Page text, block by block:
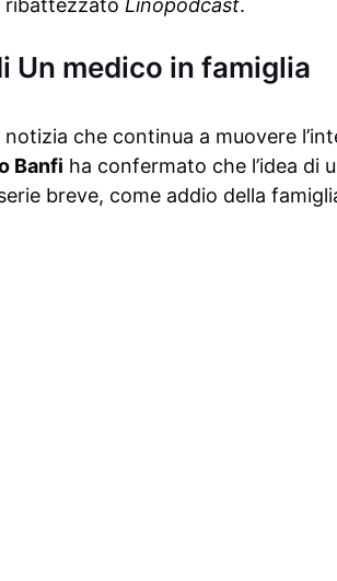
ribattezzato Linopodcast.
Un medico in famiglia
che continua a muovere
Banfi ha confermato che l’idea di
breve, come addio della